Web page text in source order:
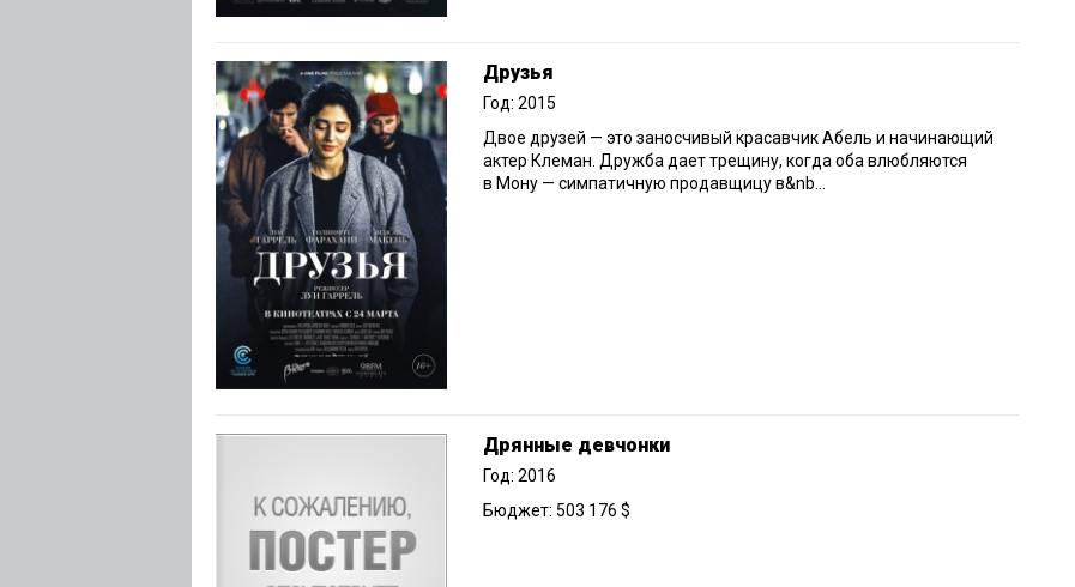
Друзья
Год: 2015
Двое друзей — это заносчивый красавчик Абель и начинающий
актер Клеман. Дружба дает трещину, когда оба влюбляются
в Мону — симпатичную продавщицу в&nb...
Дрянные девчонки
Год: 2016
Бюджет: 503 176 $